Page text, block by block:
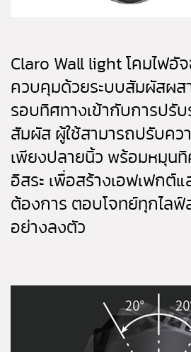
Claro Wall light โคมไฟอั
ควบคุมด้วยระบบสัมผัสผส
รอบทิศทางเข้ากับการปรั
สัมผัส ผู้ใช้สามารถปรับคว
เพียงปลายนิ้ว พร้อมหมุนทิ
อิสระ เพื่อสร้างเอฟเฟกต์แ
ต้องการ ตอบโจทย์ทุกไลฟ์
อย่างลงตัว